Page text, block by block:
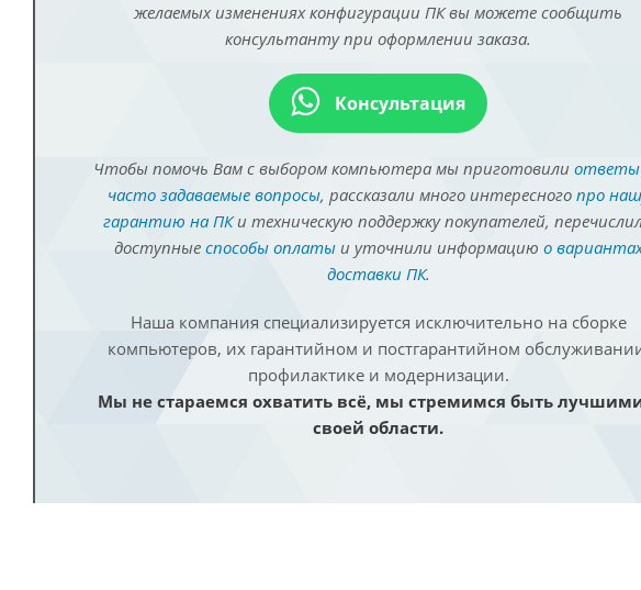
желаемых изменениях конфигурации ПК вы можете сообщить
консультанту при оформлении заказа.
Консультация
Чтобы помочь Вам с выбором компьютера мы приготовили ответы
часто задаваемые вопросы, рассказали много интересного про
гарантию на ПКи техническую поддержку покупателей,
доступные способы оплатыи уточнили информацию о
доставки ПК.
Наша компания специализируется исключительно на сборке
компьютеров, их гарантийном и постгарантийном
профилактике и модернизации.
Мы не стараемся охватить всё, мы стремимся быть
своей области.